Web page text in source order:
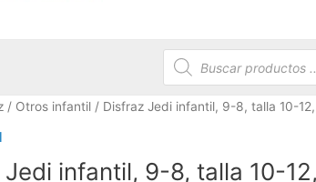
Búsqueda
de
productos
/ Otros infantil / Disfraz Jedi infantil, 9-8, talla 10-
Jedi infantil, 9-8, talla 10-